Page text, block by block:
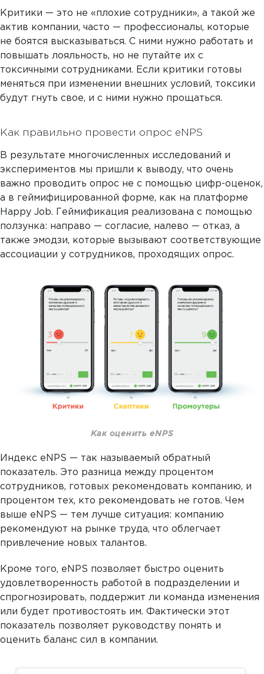
Критики — это не «плохие сотрудники», а такой же
актив компании, часто — профессионалы, которые
не боятся высказываться. С ними нужно работать и
повышать лояльность, но не путайте их с
токсичными сотрудниками. Если критики готовы
меняться при изменении внешних условий, токсики
будут гнуть свое, и с ними нужно прощаться.
Как правильно провести опрос eNPS
В результате многочисленных исследований и
экспериментов мы пришли к выводу, что очень
важно проводить опрос не с помощью цифр-оценок,
а в геймифицированной форме, как на платформе
Happy Job. Геймификация реализована с помощью
ползунка: направо — согласие, налево — отказ, а
также эмодзи, которые вызывают соответствующие
ассоциации у сотрудников, проходящих опрос.
Как оценить eNPS
Индекс eNPS — так называемый обратный
показатель. Это разница между процентом
сотрудников, готовых рекомендовать компанию, и
процентом тех, кто рекомендовать не готов. Чем
выше eNPS — тем лучше ситуация: компанию
рекомендуют на рынке труда, что облегчает
привлечение новых талантов.
Кроме того, eNPS позволяет быстро оценить
удовлетворенность работой в подразделении и
спрогнозировать, поддержит ли команда изменения
или будет противостоять им. Фактически этот
показатель позволяет руководству понять и
оценить баланс сил в компании.